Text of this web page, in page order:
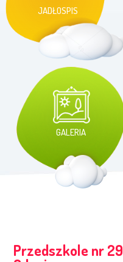
JADŁOSPIS
GALERIA
Przedszkole nr